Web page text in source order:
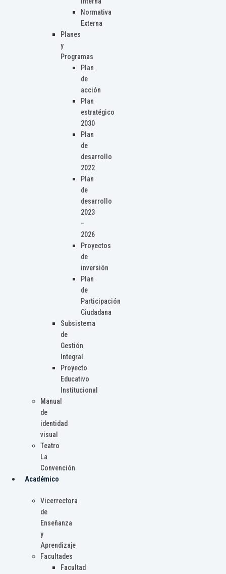
Normativa
Externa
Planes
y
Programas
Plan
de
acción
Plan
estratégico
2030
Plan
de
desarrollo
2022
Plan
de
desarrollo
2023
–
2026
Proyectos
de
inversión
Plan
de
Participación
Ciudadana
Subsistema
de
Gestión
Integral
Proyecto
Educativo
Institucional
Manual
de
identidad
visual
Teatro
La
Convención
Académico
Vicerrectora
de
Enseñanza
y
Aprendizaje
Facultades
Facultad